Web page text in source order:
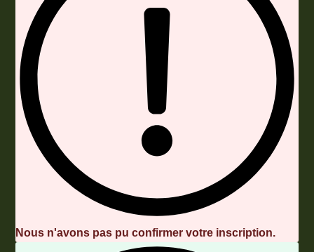
Nous n'avons pas pu confirmer votre inscription.